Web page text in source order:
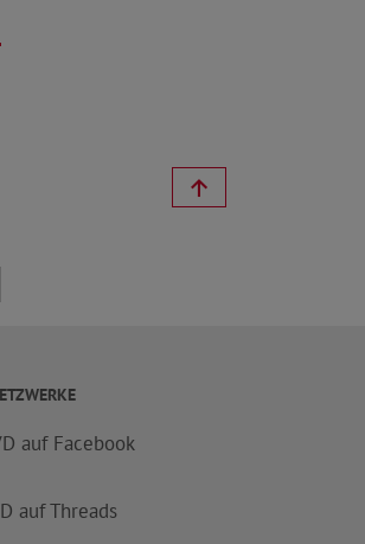
auf Facebook
auf Threads